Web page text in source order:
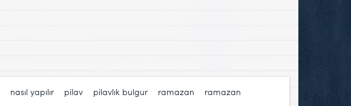
nasıl yapılır pilav pilavlık bulgur ramazan
ramazan